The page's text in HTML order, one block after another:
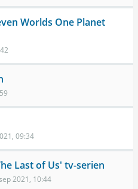
Worlds One Planet
09:34
Last of Us' tv-serien
2021, 10:44